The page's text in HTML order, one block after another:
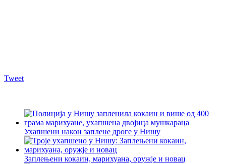
Tweet
Ухапшени након заплене дроге у Нишу
Заплењени кокаин, марихуана, оружје и новац